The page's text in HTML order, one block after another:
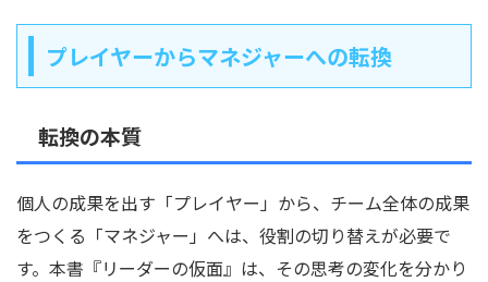
プレイヤーからマネジャーへの転換
転換の本質
個人の成果を出す「プレイヤー」から、チーム全体の成果
をつくる「マネジャー」へは、役割の切り替えが必要で
す。本書『リーダーの仮面』は、その思考の変化を分かり